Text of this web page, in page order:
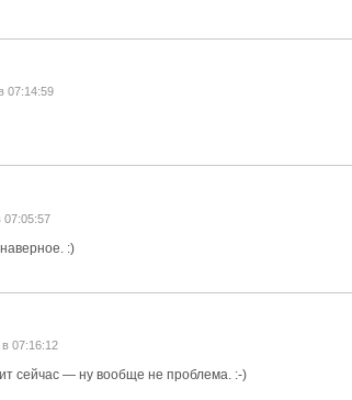
07:14:59
07:05:57
:)
07:16:12
сейчас — ну вообще не проблема. :-)